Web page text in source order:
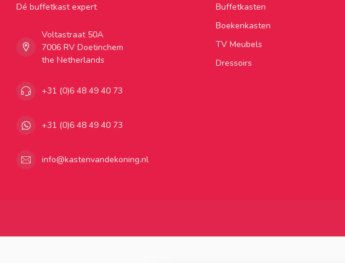
Dé buffetkast expert
Voltastraat 50A
7006 RV Doetinchem
the Netherlands
+31 (0)6 48 49 40 73
+31 (0)6 48 49 40 73
info@kastenvandekoning.nl
Buffetkasten
Boekenkasten
TV Meubels
Dressoirs